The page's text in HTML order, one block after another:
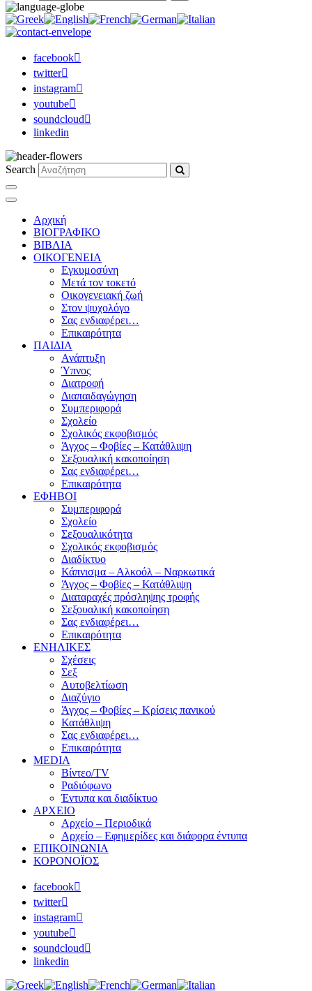
facebook
twitter
instagram
youtube
soundcloud
linkedin
Search
Αρχική
ΒΙΟΓΡΑΦΙΚΟ
ΒΙΒΛΙΑ
ΟΙΚΟΓΕΝΕΙΑ
Εγκυμοσύνη
Μετά τον τοκετό
Οικογενειακή ζωή
Στον ψυχολόγο
Σας ενδιαφέρει…
Επικαιρότητα
ΠΑΙΔΙΑ
Ανάπτυξη
Ύπνος
Διατροφή
Διαπαιδαγώγηση
Συμπεριφορά
Σχολείο
Σχολικός εκφοβισμός
Άγχος – Φοβίες – Κατάθλιψη
Σεξουαλική κακοποίηση
Σας ενδιαφέρει…
Επικαιρότητα
ΕΦΗΒΟΙ
Συμπεριφορά
Σχολείο
Σεξουαλικότητα
Σχολικός εκφοβισμός
Διαδίκτυο
Κάπνισμα – Αλκοόλ – Ναρκωτικά
Άγχος – Φοβίες – Κατάθλιψη
Διαταραχές πρόσληψης τροφής
Σεξουαλική κακοποίηση
Σας ενδιαφέρει…
Επικαιρότητα
ΕΝΗΛΙΚΕΣ
Σχέσεις
Σεξ
Αυτοβελτίωση
Διαζύγιο
Άγχος – Φοβίες – Κρίσεις πανικού
Κατάθλιψη
Σας ενδιαφέρει…
Επικαιρότητα
MEDIA
Βίντεο/TV
Ραδιόφωνο
Έντυπα και διαδίκτυο
ΑΡΧΕΙΟ
Αρχείο – Περιοδικά
Αρχείο – Εφημερίδες και διάφορα έντυπα
ΕΠΙΚΟΙΝΩΝΙΑ
ΚΟΡΟΝΟΪΟΣ
facebook
twitter
instagram
youtube
soundcloud
linkedin